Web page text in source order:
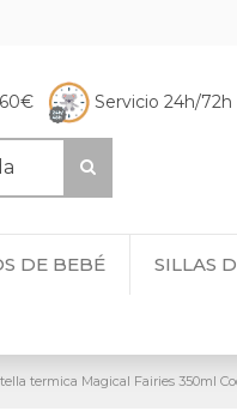
60€ Servicio 24h/72h
DE BEBÉ SILLAS
termica Magical Fairies 350ml